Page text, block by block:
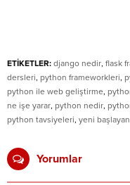
ETİKETLER: django nedir, flask
dersleri, python frameworkleri,
python ile web geliştirme,
ne işe yarar, python nedir,
python tavsiyeleri, yeni
Yorumlar